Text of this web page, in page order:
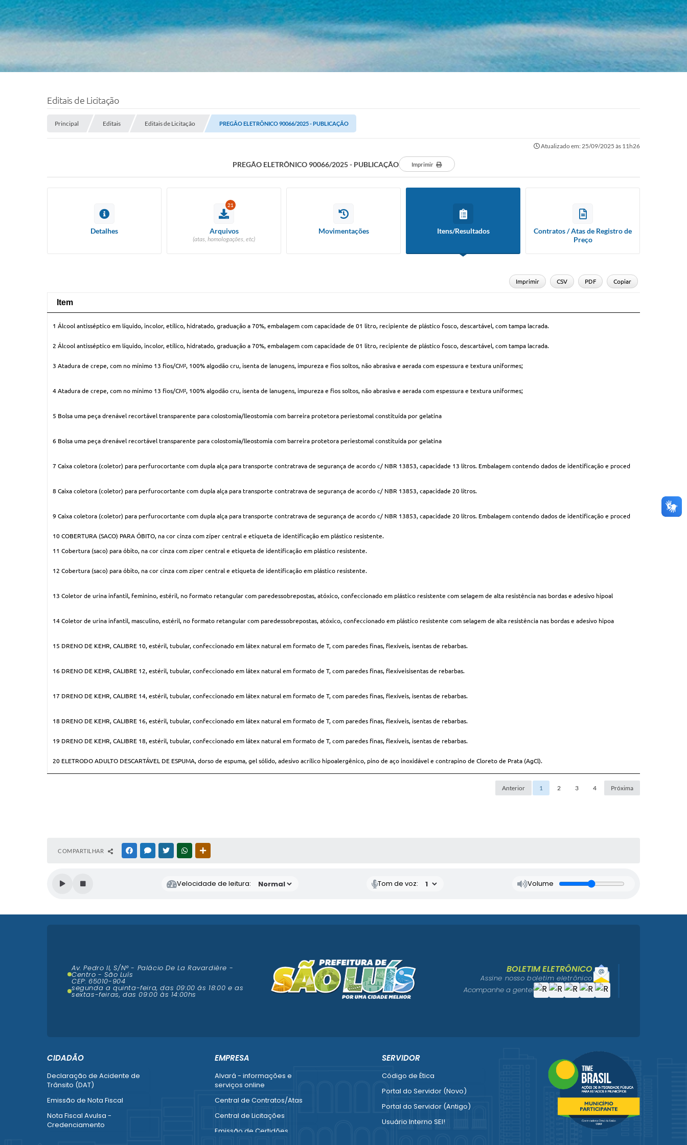
Editais de Licitação
Principal Editais Editais de Licitação PREGÃO ELETRÔNICO 90066/2025 - PUBLICAÇÃO
Atualizado em: 25/09/2025 às 11h26
PREGÃO ELETRÔNICO 90066/2025 - PUBLICAÇÃO Imprimir
Detalhes
21
Arquivos
(atas, homologações, etc)
Movimentações Itens/Resultados
Contratos / Atas de Registro de
Preço
Imprimir CSV PDF Copiar
Item
1 Álcool antisséptico em líquido, incolor, etílico, hidratado, graduação a 70%, embalagem com capacidade de 01 litro, recipiente de plástico fosco, descartável, com tampa lacrada.
2 Álcool antisséptico em líquido, incolor, etílico, hidratado, graduação a 70%, embalagem com capacidade de 01 litro, recipiente de plástico fosco, descartável, com tampa lacrada.
3 Atadura de crepe, com no mínimo 13 fios/CM², 100% algodão cru, isenta de lanugens, impureza e fios soltos, não abrasiva e aerada com espessura e textura uniformes;
4 Atadura de crepe, com no mínimo 13 fios/CM², 100% algodão cru, isenta de lanugens, impureza e fios soltos, não abrasiva e aerada com espessura e textura uniformes;
5 Bolsa uma peça drenável recortável transparente para colostomia/lleostomia com barreira protetora periestomal constituída por gelatina
6 Bolsa uma peça drenável recortável transparente para colostomia/lleostomia com barreira protetora periestomal constituída por gelatina
7 Caixa coletora (coletor) para perfurocortante com dupla alça para transporte contratrava de segurança de acordo c/ NBR 13853, capacidade 13 litros. Embalagem contendo dados de identificação e proced
8 Caixa coletora (coletor) para perfurocortante com dupla alça para transporte contratrava de segurança de acordo c/ NBR 13853, capacidade 20 litros.
9 Caixa coletora (coletor) para perfurocortante com dupla alça para transporte contratrava de segurança de acordo c/ NBR 13853, capacidade 20 litros. Embalagem contendo dados de identificação e proced Homologado
10 COBERTURA (SACO) PARA ÓBITO, na cor cinza com zíper central e etiqueta de identificação em plástico resistente.
11 Cobertura (saco) para óbito, na cor cinza com zíper central e etiqueta de identificação em plástico resistente.
12 Cobertura (saco) para óbito, na cor cinza com zíper central e etiqueta de identificação em plástico resistente.
13 Coletor de urina infantil, feminino, estéril, no formato retangular com paredessobrepostas, atóxico, confeccionado em plástico resistente com selagem de alta resistência nas bordas e adesivo hipoal
14 Coletor de urina infantil, masculino, estéril, no formato retangular com paredessobrepostas, atóxico, confeccionado em plástico resistente com selagem de alta resistência nas bordas e adesivo hipoa
15 DRENO DE KEHR, CALIBRE 10, estéril, tubular, confeccionado em látex natural em formato de T, com paredes finas, flexíveis, isentas de rebarbas.
16 DRENO DE KEHR, CALIBRE 12, estéril, tubular, confeccionado em látex natural em formato de T, com paredes finas, flexíveisisentas de rebarbas.
17 DRENO DE KEHR, CALIBRE 14, estéril, tubular, confeccionado em látex natural em formato de T, com paredes finas, flexíveis, isentas de rebarbas.
18 DRENO DE KEHR, CALIBRE 16, estéril, tubular, confeccionado em látex natural em formato de T, com paredes finas, flexíveis, isentas de rebarbas.
19 DRENO DE KEHR, CALIBRE 18, estéril, tubular, confeccionado em látex natural em formato de T, com paredes finas, flexíveis, isentas de rebarbas.
20 ELETRODO ADULTO DESCARTÁVEL DE ESPUMA, dorso de espuma, gel sólido, adesivo acrílico hipoalergênico, pino de aço inoxidável e contrapino de Cloreto de Prata (AgCl).
Anterior 1 2 3 4 Próxima
COMPARTILHAR FACEBOOKMESSENGER
TWITTERWHATSAPP
Velocidade de leitura: Tom de voz: Volume
CIDADÃO
Declaração de Acidente de
Trânsito (DAT)
Emissão de Nota Fiscal
Nota Fiscal Avulsa -
Credenciamento
EMPRESA
Alvará - informações e
serviços online
Central de Contratos/Atas
Central de Licitações
Emissão de Certidões
SERVIDOR
Código de Ética
Portal do Servidor (Novo)
Portal do Servidor (Antigo)
Usuário Interno SEI!
Av. Pedro II, S/N° - Palácio De La Ravardière -
Centro - São Luís
CEP: 65010-904
segunda a quinta-feira, das 09:00 ás 18:00 e as
sextas-feiras, das 09:00 às 14:00hs
BOLETIM ELETRÔNICO
Assine nosso boletim eletrônico
Acompanhe a gente!